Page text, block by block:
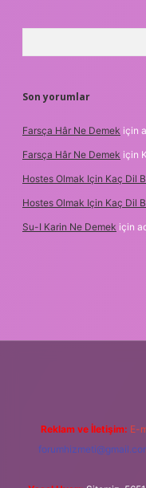
Son yorumlar
Farsça Hâr Ne Demek için
Farsça Hâr Ne Demek için
Hostes Olmak Için Kaç Dil
Hostes Olmak Için Kaç Dil
Su-I Karin Ne Demek için
Reklam ve İletişim: E-